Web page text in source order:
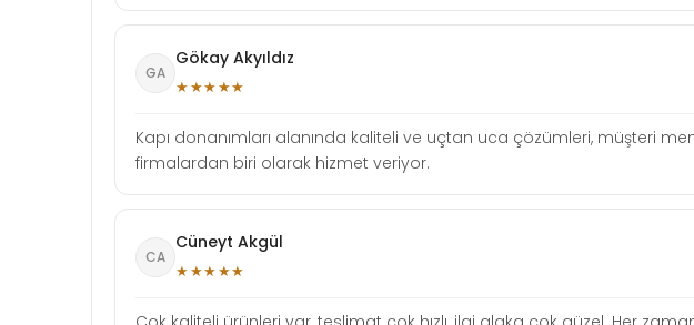
GA
Gökay Akyıldız
★★★★★
Kapı donanımları alanında kaliteli ve uçtan uca çözümleri, müşteri
firmalardan biri olarak hizmet veriyor.
CA
Cüneyt Akgül
★★★★★